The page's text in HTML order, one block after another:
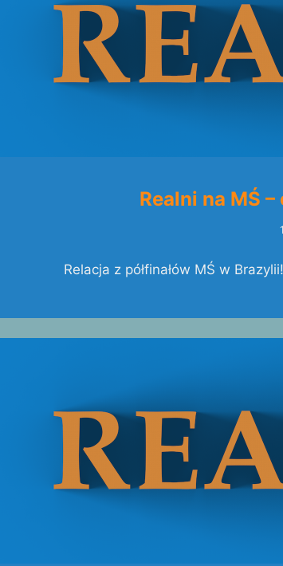
Realni na MŚ –
Relacja z półfinałów MŚ w